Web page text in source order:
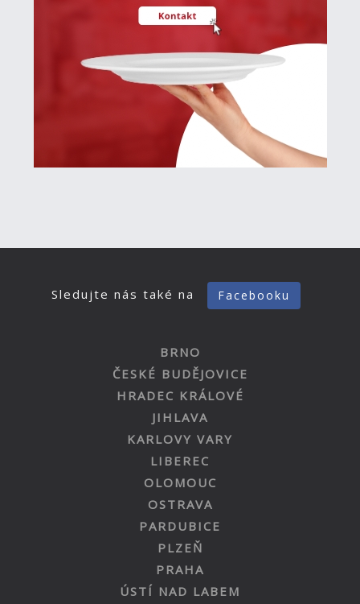
Sledujte nás také na Facebooku
BRNO
ČESKÉ BUDĚJOVICE
HRADEC KRÁLOVÉ
JIHLAVA
KARLOVY VARY
LIBEREC
OLOMOUC
OSTRAVA
PARDUBICE
PLZEŇ
PRAHA
ÚSTÍ NAD LABEM